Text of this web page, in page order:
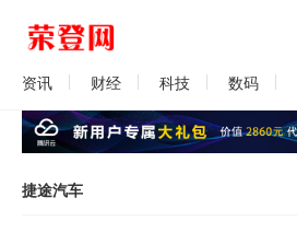
资讯 财经 科技 数码
捷途汽车